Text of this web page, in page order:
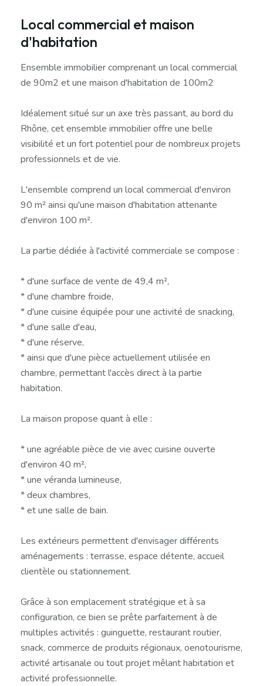
Local commercial et maison
d'habitation
Ensemble immobilier comprenant un local commercial
de 90m2 et une maison d'habitation de 100m2
Idéalement situé sur un axe très passant, au bord du
Rhône, cet ensemble immobilier offre une belle
visibilité et un fort potentiel pour de nombreux projets
professionnels et de vie.
L'ensemble comprend un local commercial d'environ
90 m² ainsi qu'une maison d'habitation attenante
d'environ 100 m².
La partie dédiée à l'activité commerciale se compose :
* d'une surface de vente de 49,4 m²,
* d'une chambre froide,
* d'une cuisine équipée pour une activité de snacking,
* d'une salle d'eau,
* d'une réserve,
* ainsi que d'une pièce actuellement utilisée en
chambre, permettant l'accès direct à la partie
habitation.
La maison propose quant à elle :
* une agréable pièce de vie avec cuisine ouverte
d'environ 40 m²,
* une véranda lumineuse,
* deux chambres,
* et une salle de bain.
Les extérieurs permettent d'envisager différents
aménagements : terrasse, espace détente, accueil
clientèle ou stationnement.
Grâce à son emplacement stratégique et à sa
configuration, ce bien se prête parfaitement à de
multiples activités : guinguette, restaurant routier,
snack, commerce de produits régionaux, oenotourisme,
activité artisanale ou tout projet mêlant habitation et
activité professionnelle.